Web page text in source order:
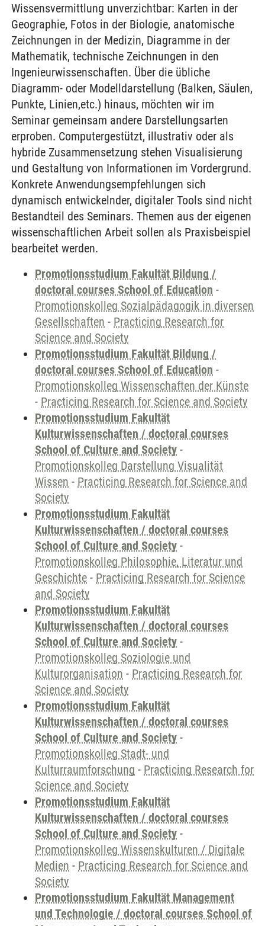
Wissensvermittlung unverzichtbar: Karten in der
Geographie, Fotos in der Biologie, anatomische
Zeichnungen in der Medizin, Diagramme in der
Mathematik, technische Zeichnungen in den
Ingenieurwissenschaften. Über die übliche
Diagramm- oder Modelldarstellung (Balken, Säulen,
Punkte, Linien,etc.) hinaus, möchten wir im
Seminar gemeinsam andere Darstellungsarten
erproben. Computergestützt, illustrativ oder als
hybride Zusammensetzung stehen Visualisierung
und Gestaltung von Informationen im Vordergrund.
Konkrete Anwendungsempfehlungen sich
dynamisch entwickelnder, digitaler Tools sind nicht
Bestandteil des Seminars. Themen aus der eigenen
wissenschaftlichen Arbeit sollen als Praxisbeispiel
bearbeitet werden.
Promotionsstudium Fakultät Bildung /
doctoral courses School of Education -
Promotionskolleg Sozialpädagogik in diversen
Gesellschaften - Practicing Research for
Science and Society
Promotionsstudium Fakultät Bildung /
doctoral courses School of Education -
Promotionskolleg Wissenschaften der Künste
- Practicing Research for Science and Society
Promotionsstudium Fakultät
Kulturwissenschaften / doctoral courses
School of Culture and Society -
Promotionskolleg Darstellung Visualität
Wissen - Practicing Research for Science and
Society
Promotionsstudium Fakultät
Kulturwissenschaften / doctoral courses
School of Culture and Society -
Promotionskolleg Philosophie, Literatur und
Geschichte - Practicing Research for Science
and Society
Promotionsstudium Fakultät
Kulturwissenschaften / doctoral courses
School of Culture and Society -
Promotionskolleg Soziologie und
Kulturorganisation - Practicing Research for
Science and Society
Promotionsstudium Fakultät
Kulturwissenschaften / doctoral courses
School of Culture and Society -
Promotionskolleg Stadt- und
Kulturraumforschung - Practicing Research for
Science and Society
Promotionsstudium Fakultät
Kulturwissenschaften / doctoral courses
School of Culture and Society -
Promotionskolleg Wissenskulturen / Digitale
Medien - Practicing Research for Science and
Society
Promotionsstudium Fakultät Management
und Technologie / doctoral courses School of